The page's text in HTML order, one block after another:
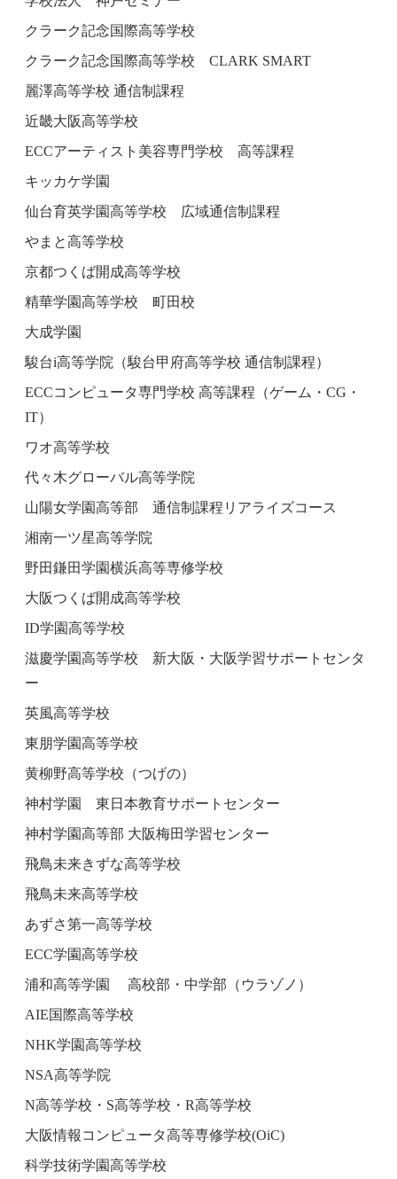
クラーク記念国際高等学校
クラーク記念国際高等学校 CLARK SMART
麗澤高等学校 通信制課程
近畿大阪高等学校
ECCアーティスト美容専門学校 高等課程
キッカケ学園
仙台育英学園高等学校 広域通信制課程
やまと高等学校
京都つくば開成高等学校
精華学園高等学校 町田校
大成学園
駿台i高等学院（駿台甲府高等学校 通信制課程）
ECCコンピュータ専門学校 高等課程（ゲーム・CG・
IT）
ワオ高等学校
代々木グローバル高等学院
山陽女学園高等部 通信制課程リアライズコース
湘南一ツ星高等学院
野田鎌田学園横浜高等専修学校
大阪つくば開成高等学校
ID学園高等学校
滋慶学園高等学校 新大阪・大阪学習サポートセンタ
ー
英風高等学校
東朋学園高等学校
黄柳野高等学校（つげの）
神村学園 東日本教育サポートセンター
神村学園高等部 大阪梅田学習センター
飛鳥未来きずな高等学校
飛鳥未来高等学校
あずさ第一高等学校
ECC学園高等学校
浦和高等学園 高校部・中学部（ウラゾノ）
AIE国際高等学校
NHK学園高等学校
NSA高等学院
N高等学校・S高等学校・R高等学校
大阪情報コンピュータ高等専修学校(OiC)
科学技術学園高等学校